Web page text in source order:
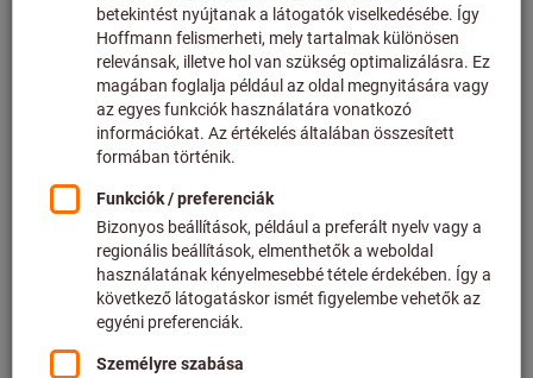
Ár / 1 Darab
plusz az aktuális ÁFA. Árak plusz szállítási költségek
Egyedi árak az üzleti ügyfelek számára abejelentkezés